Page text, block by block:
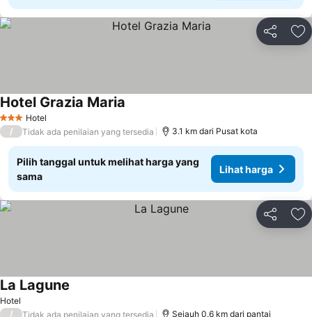
Bagikan
3 BintangHotel
Hotel Grazia Maria
/ Tidak ada penilaian yang tersedia 3.1 km dari Pusat kota
Pilih tanggal untuk melihat harga yang
sama
Lihat harga
Bagikan
Hotel
La Lagune
/ Tidak ada penilaian yang tersedia Sejauh 0.6 km dari pantai